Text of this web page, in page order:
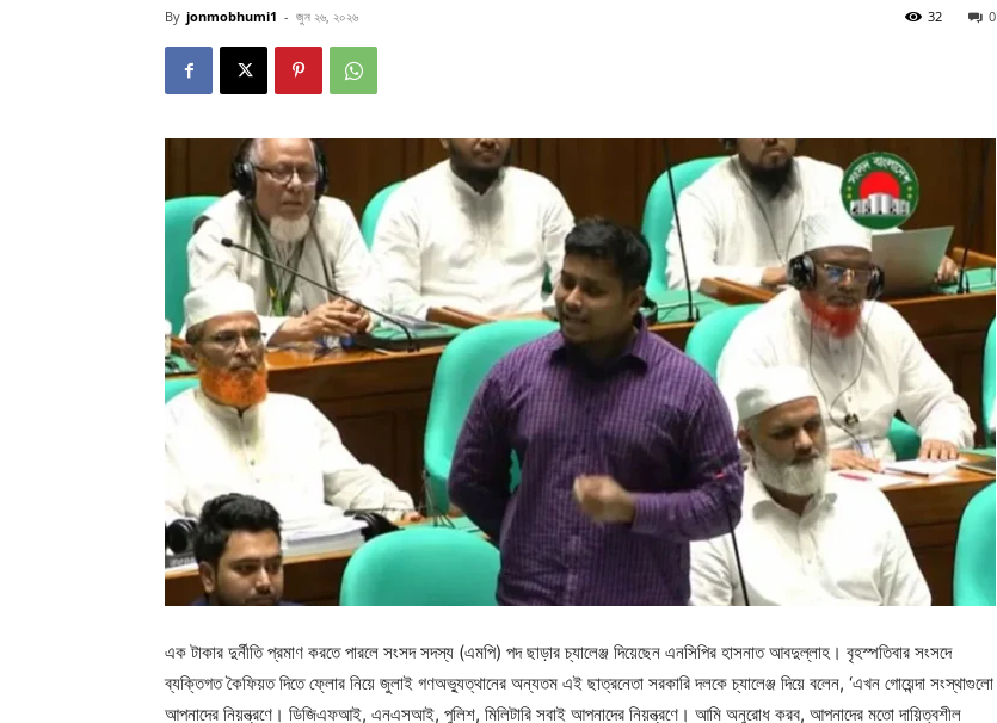
By jonmobhumi1 - জুন ২৬, ২০২৬ 0
32
এক টাকার দুর্নীতি প্রমাণ করতে পারলে সংসদ সদস্য (এমপি) পদ ছাড়ার চ্যালেঞ্জ দিয়েছেন এনসিপির হাসনাত আবদুল্লাহ। বৃহস্পতিবার সংসদে
ব্যক্তিগত কৈফিয়ত দিতে ফ্লোর নিয়ে জুলাই গণঅভ্যুত্থানের অন্যতম এই ছাত্রনেতা সরকারি দলকে চ্যালেঞ্জ দিয়ে বলেন, ‘এখন গোয়েন্দা সংস্থাগুলো
আপনাদের নিয়ন্ত্রণে। ডিজিএফআই, এনএসআই, পুলিশ, মিলিটারি সবাই আপনাদের নিয়ন্ত্রণে। আমি অনুরোধ করব, আপনাদের মতো দায়িত্বশীল